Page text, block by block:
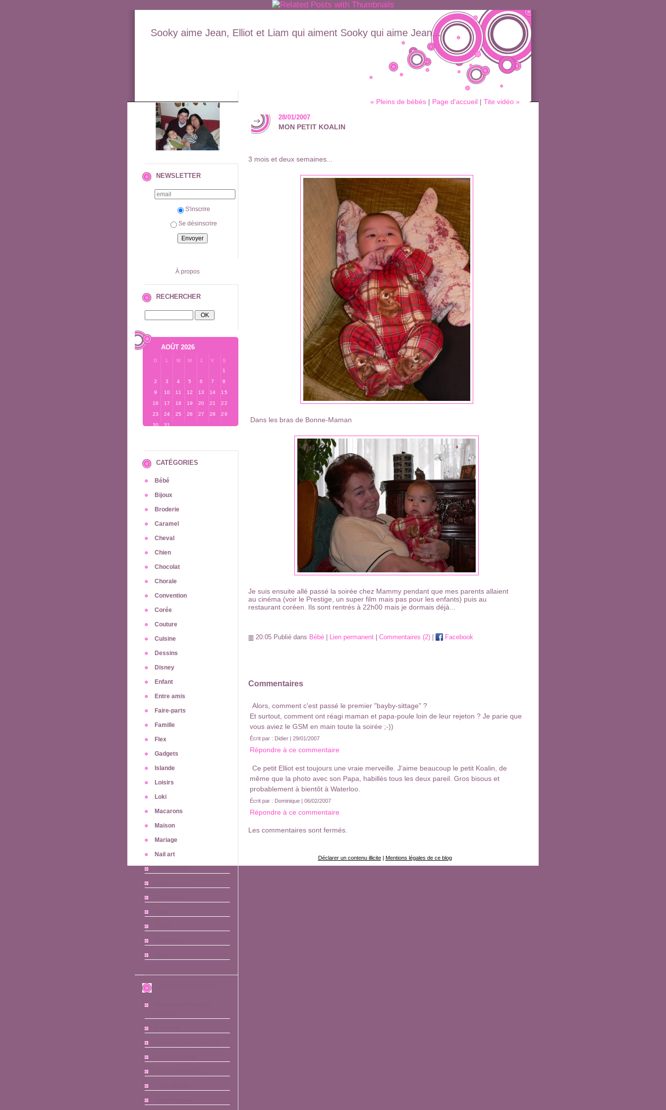
Sooky aime Jean, Elliot et Liam qui aiment Sooky qui aime Jean...
NEWSLETTER
S'inscrire
Se désinscrire
À propos
RECHERCHER
AOÛT 2026
D L M M J V
S
1
2
3 4 5 6 7
8
9
10 11 12 13 14
15
16
17 18 19 20 21
22
23
24 25 26 27 28
29
30
31
CATÉGORIES
Bébé
Bijoux
Broderie
Caramel
Cheval
Chien
Chocolat
Chorale
Convention
Corée
Couture
Cuisine
Dessins
Disney
Enfant
Entre amis
Faire-parts
Famille
Flex
Gadgets
Islande
Loisirs
Loki
Macarons
Maison
Mariage
Nail art
« Pleins de bébés | Page d'accueil | Tite vidéo »
28/01/2007
MON PETIT KOALIN
3 mois et deux semaines...
Dans les bras de Bonne-Maman
Je suis ensuite allé passé la soirée chez Mammy pendant que mes parents allaient
au cinéma (voir le Prestige, un super film mais pas pour les enfants) puis au
restaurant coréen. Ils sont rentrés à 22h00 mais je dormais déjà...
20:05 Publié dans Bébé Lien permanent Commentaires (2) Facebook
Commentaires
Alors, comment c'est passé le premier "bayby-sittage" ?
Et surtout, comment ont réagi maman et papa-poule loin de leur rejeton ? Je parie que
vous aviez le GSM en main toute la soirée ;-))
Écrit par : Didier | 29/01/2007
Répondre à ce commentaire
Ce petit Elliot est toujours une vraie merveille. J'aime beaucoup le petit Koalin, de
même que la photo avec son Papa, habillés tous les deux pareil. Gros bisous et
probablement à bientôt à Waterloo.
Écrit par : Dominique | 06/02/2007
Répondre à ce commentaire
Les commentaires sont fermés.
Déclarer un contenu illicite| Mentions légales de ce blog